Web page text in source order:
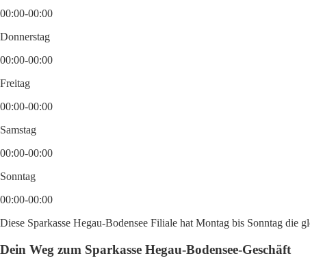
00:00-00:00
Donnerstag
00:00-00:00
Freitag
00:00-00:00
Samstag
00:00-00:00
Sonntag
00:00-00:00
Diese Sparkasse Hegau-Bodensee Filiale hat Montag bis Sonntag
Dein Weg zum Sparkasse Hegau-Bodensee-Geschäft